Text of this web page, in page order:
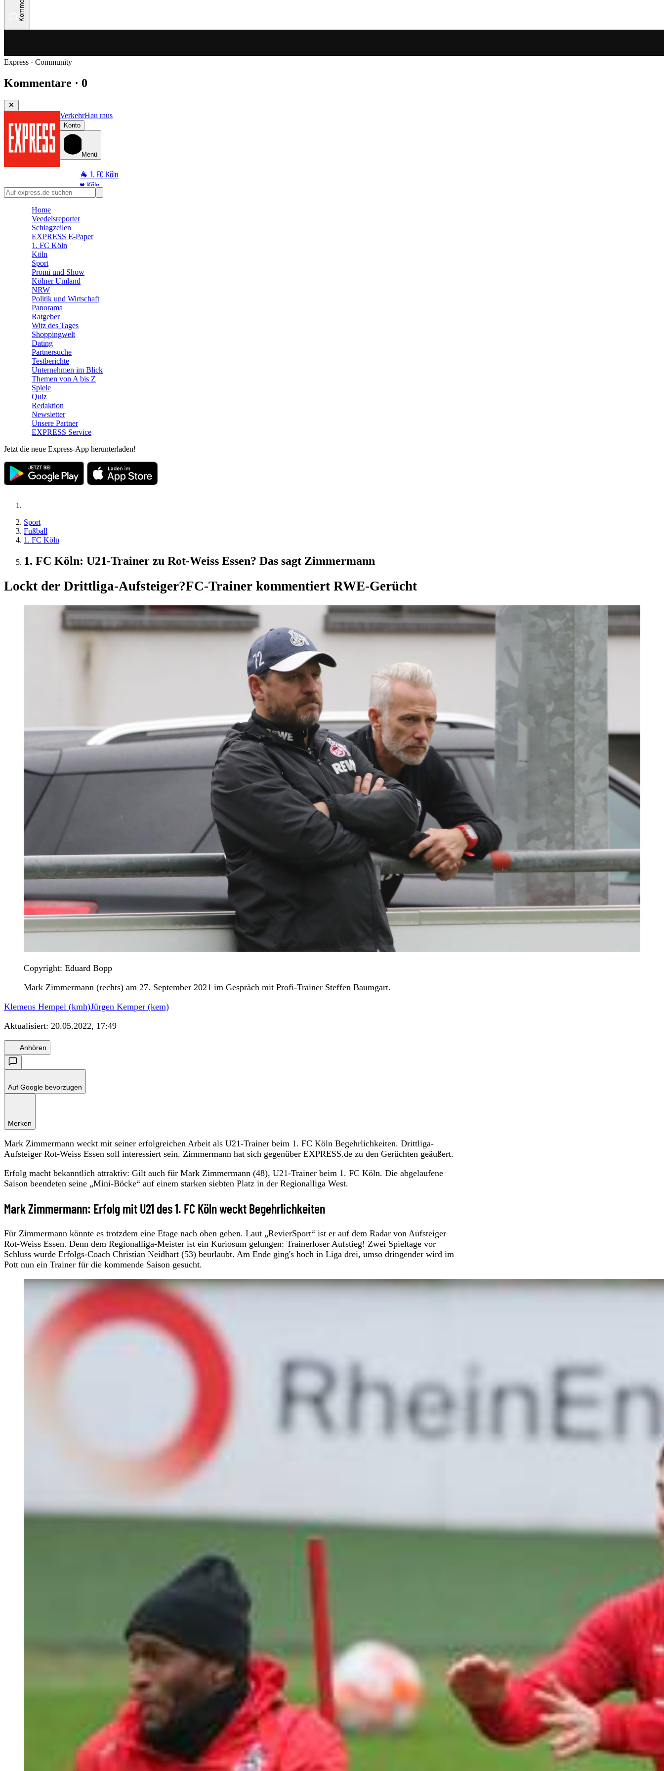
Express · Community
Kommentare · 0
VerkehrHau raus
Konto
Menü
🐐 1. FC Köln
♥️ Köln
⭐ Promi
🛒 Shoppingwelt
🧩 Spiele
Home
Veedelsreporter
Schlagzeilen
EXPRESS E-Paper
1. FC Köln
Köln
Sport
Promi und Show
Kölner Umland
NRW
Politik und Wirtschaft
Panorama
Ratgeber
Witz des Tages
Shoppingwelt
Dating
Partnersuche
Testberichte
Unternehmen im Blick
Themen von A bis Z
Spiele
Quiz
Redaktion
Newsletter
Unsere Partner
EXPRESS Service
Jetzt die neue Express-App herunterladen!
Sport
Fußball
1. FC Köln
1. FC Köln: U21-Trainer zu Rot-Weiss Essen? Das sagt Zimmermann
Lockt der Drittliga-Aufsteiger?FC-Trainer kommentiert RWE-Gerücht
Copyright: Eduard Bopp
Mark Zimmermann (rechts) am 27. September 2021 im Gespräch mit Profi-Trainer Steffen Baumgart.
Klemens Hempel (kmh)Jürgen Kemper (kem)
Aktualisiert: 20.05.2022, 17:49
Anhören
Auf Google bevorzugen
Merken
Mark Zimmermann weckt mit seiner erfolgreichen Arbeit als U21-Trainer beim 1. FC Köln Begehrlichkeiten. Drittliga-
Aufsteiger Rot-Weiss Essen soll interessiert sein. Zimmermann hat sich gegenüber EXPRESS.de zu den Gerüchten geäußert.
Erfolg macht bekanntlich attraktiv: Gilt auch für Mark Zimmermann (48), U21-Trainer beim 1. FC Köln. Die abgelaufene
Saison beendeten seine „Mini-Böcke“ auf einem starken siebten Platz in der Regionalliga West.
Mark Zimmermann: Erfolg mit U21 des 1. FC Köln weckt Begehrlichkeiten
Für Zimmermann könnte es trotzdem eine Etage nach oben gehen. Laut „RevierSport“ ist er auf dem Radar von Aufsteiger
Rot-Weiss Essen. Denn dem Regionalliga-Meister ist ein Kuriosum gelungen: Trainerloser Aufstieg! Zwei Spieltage vor
Schluss wurde Erfolgs-Coach Christian Neidhart (53) beurlaubt. Am Ende ging's hoch in Liga drei, umso dringender wird im
Pott nun ein Trainer für die kommende Saison gesucht.